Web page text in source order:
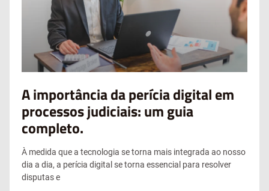
A importância da perícia digital em
processos judiciais: um guia
completo.
À medida que a tecnologia se torna mais integrada ao nosso
dia a dia, a perícia digital se torna essencial para resolver
disputas e